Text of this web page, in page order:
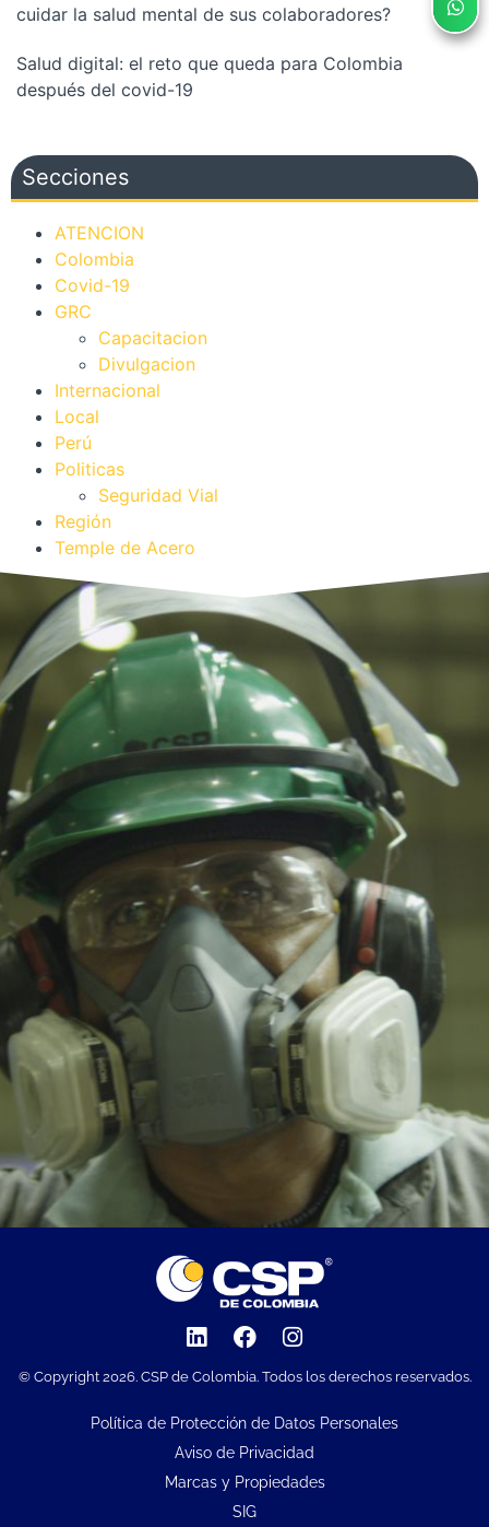
cuidar la salud mental de sus colaboradores?
Salud digital: el reto que queda para Colombia
después del covid-19
Secciones
ATENCION
Colombia
Covid-19
GRC
Capacitacion
Divulgacion
Internacional
Local
Perú
Politicas
Seguridad Vial
Región
Temple de Acero
© Copyright 2026. CSP de Colombia. Todos los derechos reservados.
Política de Protección de Datos Personales
Aviso de Privacidad
Marcas y Propiedades
SIG